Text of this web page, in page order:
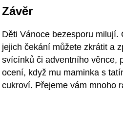
Závěr
Děti Vánoce bezesporu
jejich čekání můžete zkrátit a
svícínků či adventního věnce,
ocení, když mu maminka s
cukroví. Přejeme vám mnoho